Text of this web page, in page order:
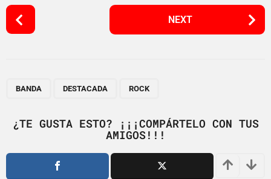
P
o
a
NEXT
BANDA DESTACADA ROCK
¿TE GUSTA ESTO? ¡¡¡COMPÁRTELO CON TUS
AMIGOS!!!